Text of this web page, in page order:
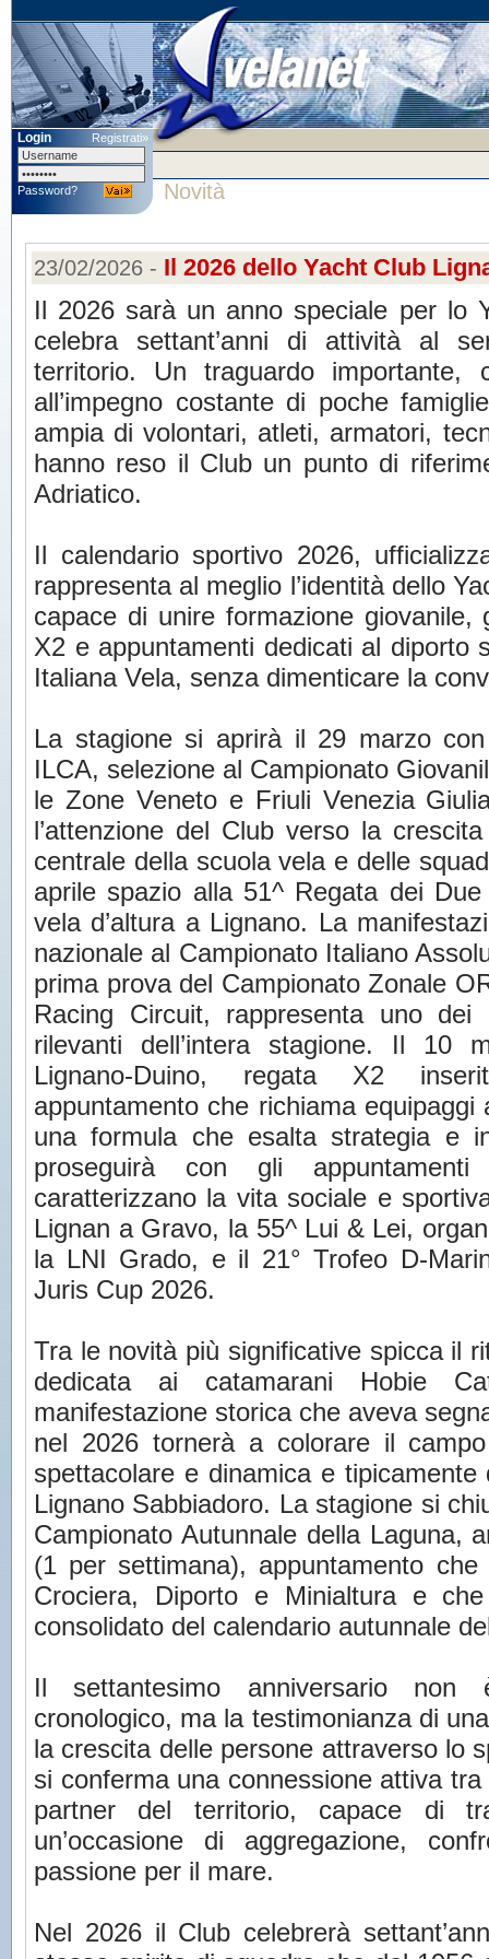
Login Registrati»
Password? Novità
23/02/2026 - Il 2026 dello Yacht Club
Il 2026 sarà un anno speciale per lo
celebra settant’anni di attività al
territorio. Un traguardo importante,
all’impegno costante di poche
ampia di volontari, atleti, armatori,
hanno reso il Club un punto di
Adriatico.
Il calendario sportivo 2026,
rappresenta al meglio l’identità dello
capace di unire formazione giovanile,
X2 e appuntamenti dedicati al diporto
Italiana Vela, senza dimenticare la
La stagione si aprirà il 29 marzo
ILCA, selezione al Campionato
le Zone Veneto e Friuli Venezia
l’attenzione del Club verso la
centrale della scuola vela e delle
aprile spazio alla 51^ Regata dei
vela d’altura a Lignano. La
nazionale al Campionato Italiano
prima prova del Campionato Zonale
Racing Circuit, rappresenta uno dei
rilevanti dell’intera stagione. Il 10
Lignano-Duino, regata X2
appuntamento che richiama
una formula che esalta strategia e
proseguirà con gli
caratterizzano la vita sociale e
Lignan a Gravo, la 55^ Lui & Lei,
la LNI Grado, e il 21° Trofeo D-
Juris Cup 2026.
Tra le novità più significative spicca il
dedicata ai catamarani Hobie
manifestazione storica che aveva
nel 2026 tornerà a colorare il
spettacolare e dinamica e
Lignano Sabbiadoro. La stagione si
Campionato Autunnale della Laguna,
(1 per settimana), appuntamento
Crociera, Diporto e Minialtura e
consolidato del calendario autunnale
Il settantesimo anniversario
cronologico, ma la testimonianza di
la crescita delle persone attraverso lo
si conferma una connessione attiva
partner del territorio, capace di
un’occasione di aggregazione,
passione per il mare.
Nel 2026 il Club celebrerà